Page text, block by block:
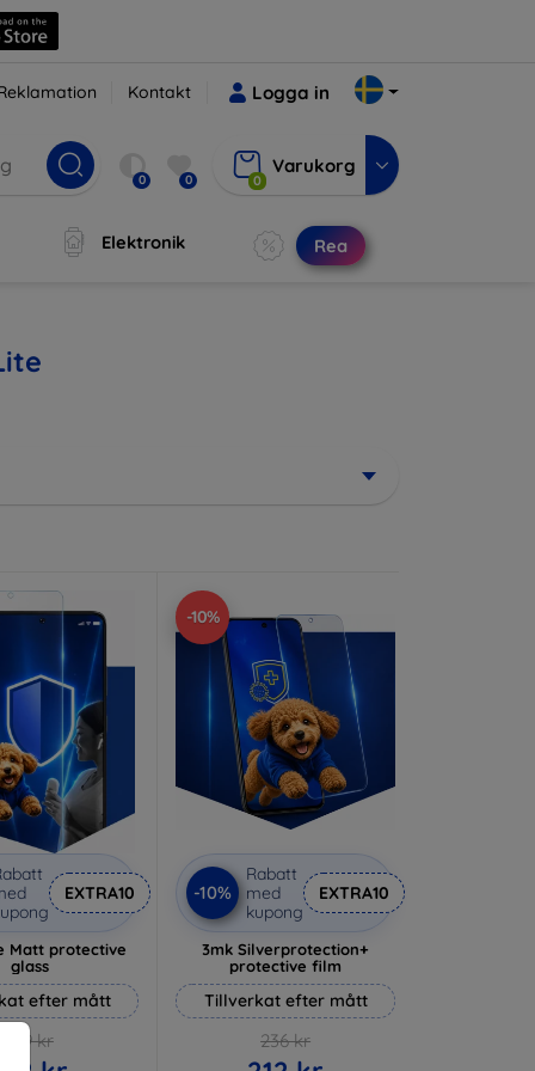
Kontakt Logga in
0 0 0
Varukorg
Elektronik Rea
EXTRA10
Matt protective
glass
efter mått
169 kr
-10%
-10%
Rabatt
med
kupong
EXTRA10
3mk Silverprotection+
protective film
Tillverkat efter mått
236 kr